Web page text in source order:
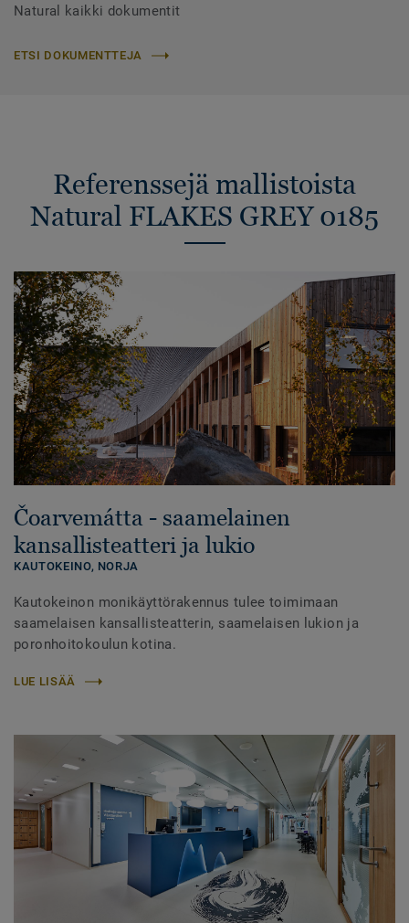
Natural kaikki dokumentit
ETSI DOKUMENTTEJA
Referenssejä mallistoista
Natural FLAKES GREY 0185
Čoarvemátta - saamelainen
kansallisteatteri ja lukio
KAUTOKEINO, NORJA
Kautokeinon monikäyttörakennus tulee toimimaan
saamelaisen kansallisteatterin, saamelaisen lukion ja
poronhoitokoulun kotina.
LUE LISÄÄ